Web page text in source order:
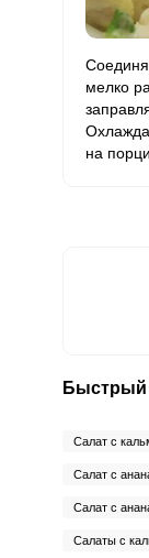
мелко
на
Быстрый
Салат с
Салат с
Салат с
Салаты с